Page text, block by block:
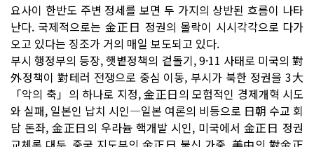
요사이 한반도 주변 정세를 보면 두 가지의 상반된 흐름이 나타
난다. 국제적으로는 金正日 정권의 몰락이 시시각각으로 다가
오고 있다는 징조가 거의 매일 보도되고 있다.
부시 행정부의 등장, 햇볕정책의 겉돌기, 9·11 사태로 미국의 對
外정책이 對테러 전쟁으로 중심 이동, 부시가 북한 정권을 3大
「악의 축」의 하나로 지정, 金正日의 모험적인 경제개혁 시도
와 실패, 일본인 납치 시인―일본 여론의 비등으로 日朝 수교 회
담 돈좌, 金正日의 우라늄 핵개발 시인, 미국에서 金正日 정권